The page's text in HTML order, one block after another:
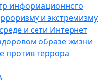
информационного
и экстремизму
и сети Интернет
образе жизни
против террора